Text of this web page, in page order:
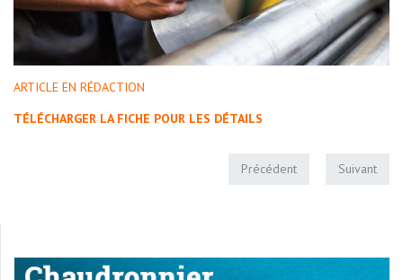
ARTICLE EN RÉDACTION
TÉLÉCHARGER LA FICHE POUR LES DÉTAILS
Précédent Suivant